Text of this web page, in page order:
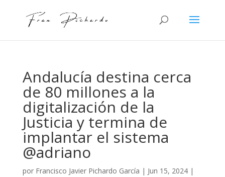
Andalucía destina cerca
de 80 millones a la
digitalización de la
Justicia y termina de
implantar el sistema
@adriano
por Francisco Javier Pichardo García | Jun 15, 2024|